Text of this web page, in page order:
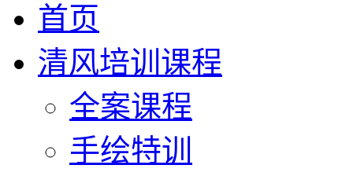
首页
清风培训课程
全案课程
手绘特训